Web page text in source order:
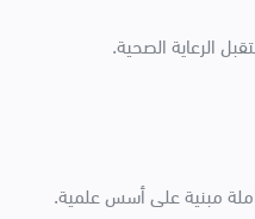
الرعاية الصحية.
مبنية على أسس علمية.